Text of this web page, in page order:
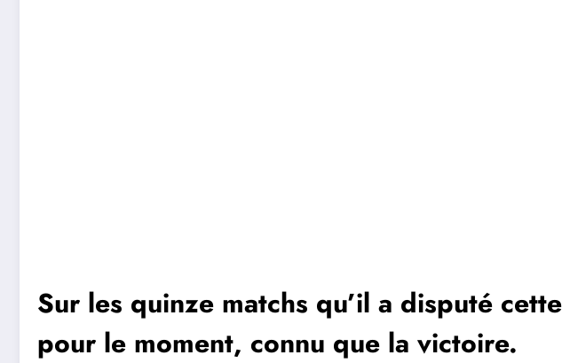
Sur les quinze matchs qu’il a disputé
pour le moment, connu que la victoire.